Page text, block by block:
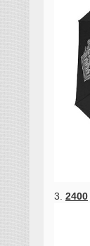
3. 2400